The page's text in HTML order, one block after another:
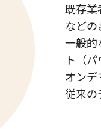
既存業
などの
一般的
ト（
オンデ
従来の